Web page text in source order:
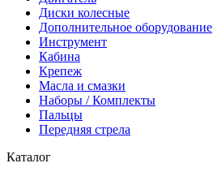
Диски колесные
Дополнительное оборудование
Инструмент
Кабина
Крепеж
Масла и смазки
Наборы / Комплекты
Пальцы
Передняя стрела
Каталог